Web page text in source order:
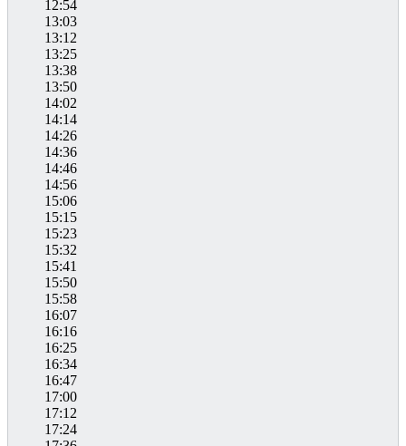
12:54
13:03
13:12
13:25
13:38
13:50
14:02
14:14
14:26
14:36
14:46
14:56
15:06
15:15
15:23
15:32
15:41
15:50
15:58
16:07
16:16
16:25
16:34
16:47
17:00
17:12
17:24